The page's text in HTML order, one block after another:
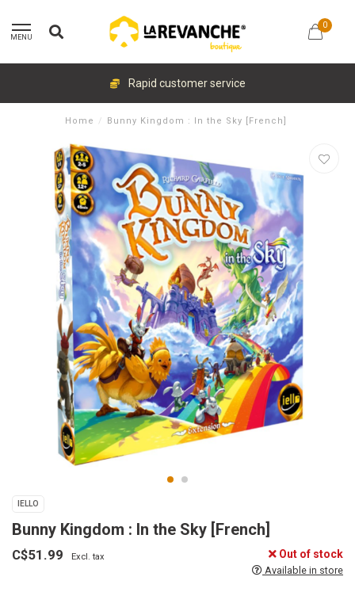
MENU
0
Rapid customer service
Home / Bunny Kingdom : In the Sky [French]
IELLO
Bunny Kingdom : In the Sky [French]
C$51.99 Excl. tax Out of stock
Available in store